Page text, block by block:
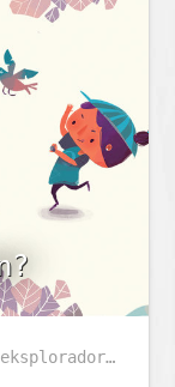
Ano kaya si Maria ngayon? Isang eksplorador, astronaut o alagad ng sining?